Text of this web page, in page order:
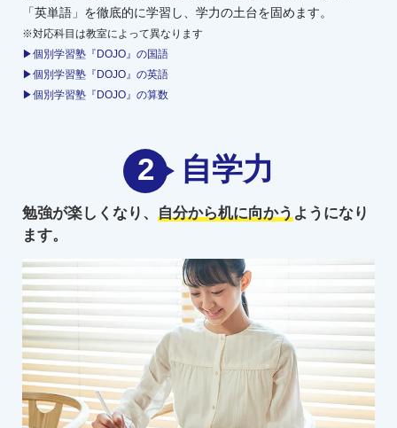
「英単語」を徹底的に学習し、学力の土台を固めます。
※対応科目は教室によって異なります
▶個別学習塾『DOJO』の国語
▶個別学習塾『DOJO』の英語
▶個別学習塾『DOJO』の算数
2 自学力
勉強が楽しくなり、 自分から机に向かうようになり
ます。